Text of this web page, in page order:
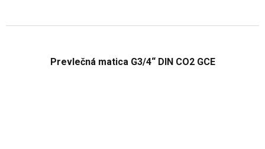
Prevlečná matica G3/4“ DIN CO2 GCE